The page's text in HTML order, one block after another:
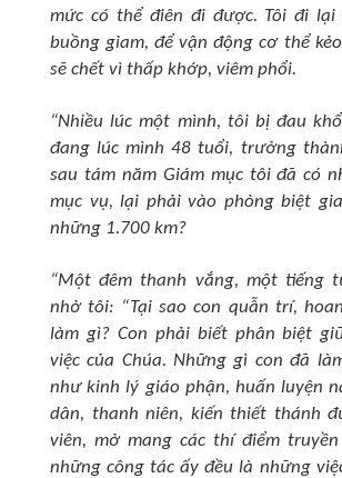
mức có thể điên đi được. Tôi đi
buồng giam, để vận động cơ thể
sẽ chết vì thấp khớp, viêm phổi.
“Nhiều lúc một mình, tôi bị đau
đang lúc mình 48 tuổi, trưởng
sau tám năm Giám mục tôi đã có
mục vụ, lại phải vào phòng biệt
những 1.700 km?
“Một đêm thanh vắng, một tiếng
nhở tôi: “Tại sao con quẫn trí,
làm gì? Con phải biết phân biệt
việc của Chúa. Những gì con đã
như kinh lý giáo phận, huấn luyện
dân, thanh niên, kiến thiết thánh
viên, mở mang các thí điểm
những công tác ấy đều là những